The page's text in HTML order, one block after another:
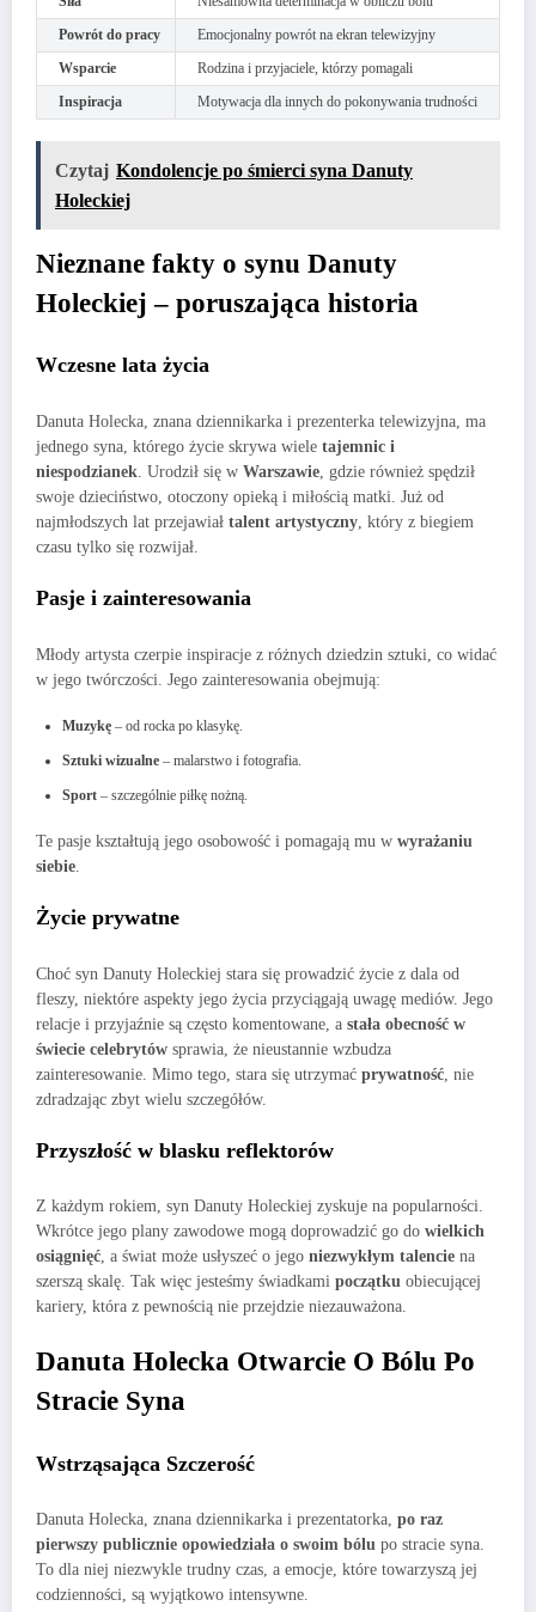
Powrót do pracy
Emocjonalny powrót na ekran telewizyjny
Wsparcie
Rodzina i przyjaciele, którzy pomagali
Inspiracja
Motywacja dla innych do pokonywania trudności
Czytaj Kondolencje po śmierci syna Danuty
Holeckiej
Nieznane fakty o synu Danuty
Holeckiej – poruszająca historia
Wczesne lata życia
Danuta Holecka, znana dziennikarka i prezenterka telewizyjna, ma
jednego syna, którego życie skrywa wiele tajemnic i
niespodzianek . Urodził się w Warszawie , gdzie również spędził
swoje dzieciństwo, otoczony opieką i miłością matki. Już od
najmłodszych lat przejawiał talent artystyczny , który z biegiem
czasu tylko się rozwijał.
Pasje i zainteresowania
Młody artysta czerpie inspiracje z różnych dziedzin sztuki, co widać
w jego twórczości. Jego zainteresowania obejmują:
Muzykę – od rocka po klasykę.
Sztuki wizualne – malarstwo i fotografia.
Sport – szczególnie piłkę nożną.
Te pasje kształtują jego osobowość i pomagają mu w wyrażaniu
siebie
Życie prywatne
Choć syn Danuty Holeckiej stara się prowadzić życie z dala od
fleszy, niektóre aspekty jego życia przyciągają uwagę mediów. Jego
relacje i przyjaźnie są często komentowane, a stała obecność w
świecie celebrytów sprawia, że nieustannie wzbudza
zainteresowanie. Mimo tego, stara się utrzymać prywatność , nie
zdradzając zbyt wielu szczegółów.
Przyszłość w blasku reflektorów
Z każdym rokiem, syn Danuty Holeckiej zyskuje na popularności.
Wkrótce jego plany zawodowe mogą doprowadzić go do wielkich
osiągnięć, a świat może usłyszeć o jego niezwykłym talencie na
szerszą skalę. Tak więc jesteśmy świadkami początku obiecującej
kariery, która z pewnością nie przejdzie niezauważona.
Danuta Holecka Otwarcie O Bólu Po
Stracie Syna
Wstrząsająca Szczerość
Danuta Holecka, znana dziennikarka i prezentatorka, po raz
pierwszy publicznie opowiedziała o swoim bólu po stracie syna.
To dla niej niezwykle trudny czas, a emocje, które towarzyszą jej
codzienności, są wyjątkowo intensywne.